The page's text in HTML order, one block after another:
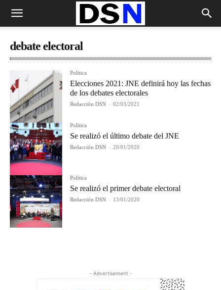
debate electoral
Política
Elecciones 2021: JNE definirá hoy las fechas
de los debates electorales
Redacción DSN - 02/03/2021
Política
Se realizó el último debate del JNE
Redacción DSN - 20/01/2020
Política
Se realizó el primer debate electoral
Redacción DSN - 13/01/2020
- Advertisement -